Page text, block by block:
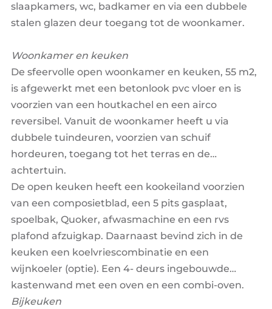
slaapkamers, wc, badkamer en via een dubbele
stalen glazen deur toegang tot de woonkamer.
Woonkamer en keuken
De sfeervolle open woonkamer en keuken, 55 m2,
is afgewerkt met een betonlook pvc vloer en is
voorzien van een houtkachel en een airco
reversibel. Vanuit de woonkamer heeft u via
dubbele tuindeuren, voorzien van schuif
hordeuren, toegang tot het terras en de
achtertuin.
De open keuken heeft een kookeiland voorzien
van een composietblad, een 5 pits gasplaat,
spoelbak, Quoker, afwasmachine en een rvs
plafond afzuigkap. Daarnaast bevind zich in de
keuken een koelvriescombinatie en een
wijnkoeler (optie). Een 4- deurs ingebouwde
kastenwand met een oven en een combi-oven.
Bijkeuken